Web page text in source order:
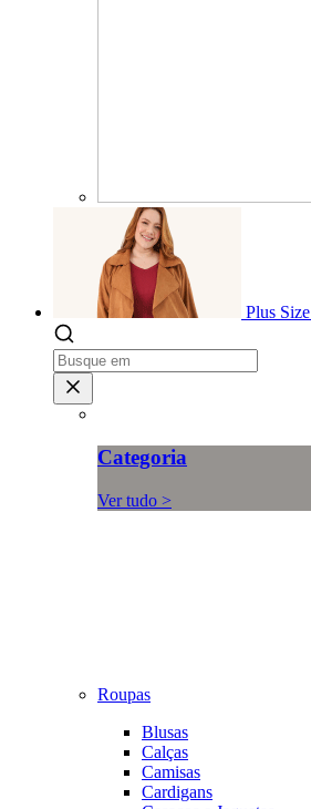
Plus Size
Categoria
Ver tudo >
Roupas
Blusas
Calças
Camisas
Cardigans